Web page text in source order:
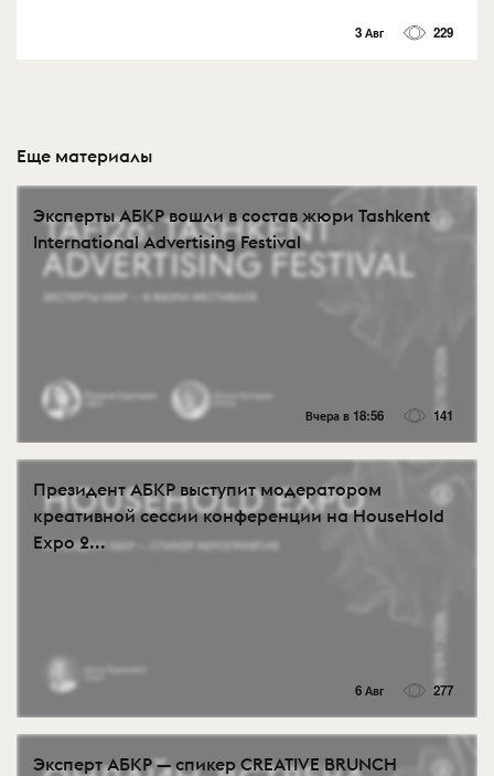
3 Авг 229
Еще материалы
Эксперты АБКР вошли в состав жюри Tashkent
International Advertising Festival
Вчера в 18:56 141
Президент АБКР выступит модератором
креативной сессии конференции на HouseHold
Expo 2...
6 Авг 277
Эксперт АБКР — спикер CREATIVE BRUNCH